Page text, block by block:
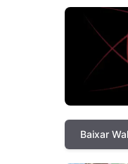
Baixar